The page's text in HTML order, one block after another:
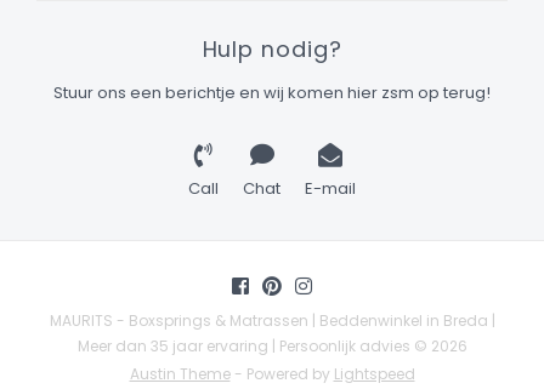
Hulp nodig?
Stuur ons een berichtje en wij komen hier zsm op terug!
Call Chat E-mail
MAURITS - Boxsprings & Matrassen | Beddenwinkel in Breda |
Meer dan 35 jaar ervaring | Persoonlijk advies © 2026
Austin Theme- Powered by Lightspeed